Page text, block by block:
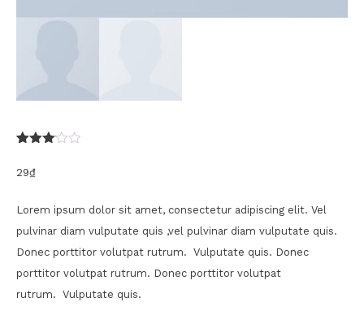
trên 5
dựa
đánh
giá
29₫
Lorem ipsum dolor sit amet, consectetur adipiscing elit. Vel
pulvinar diam vulputate quis ,vel pulvinar diam vulputate quis.
Donec porttitor volutpat rutrum. Vulputate quis. Donec
porttitor volutpat rutrum. Donec porttitor volutpat
rutrum. Vulputate quis.